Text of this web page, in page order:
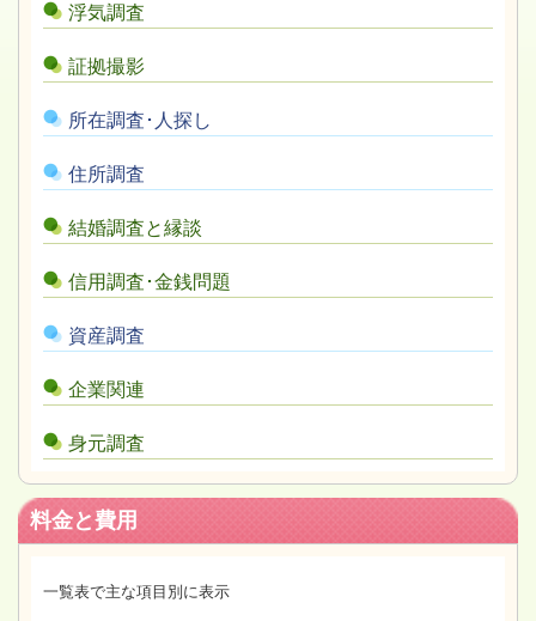
浮気調査
証拠撮影
所在調査･人探し
住所調査
結婚調査と縁談
信用調査･金銭問題
資産調査
企業関連
身元調査
料金と費用
一覧表で主な項目別に表示